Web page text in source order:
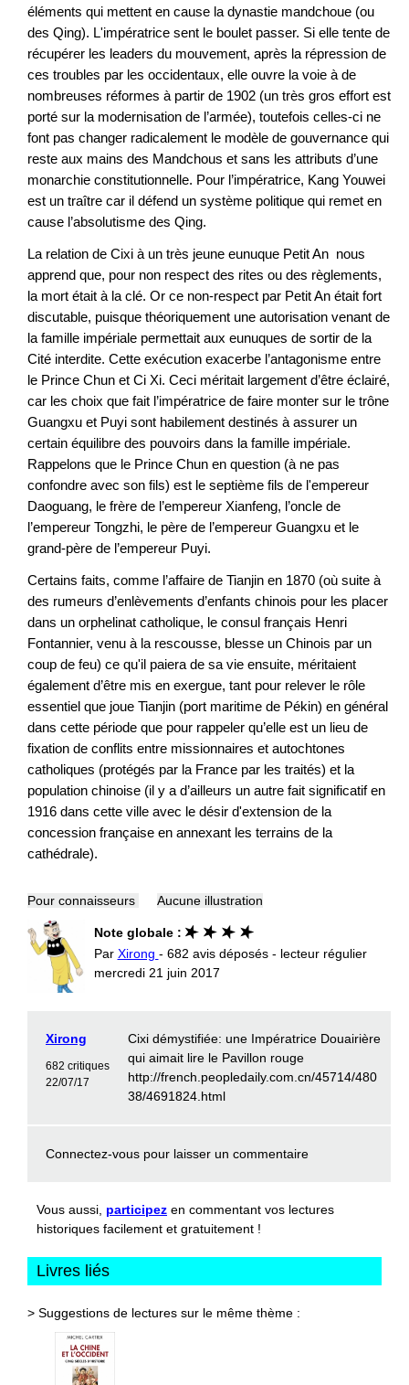
éléments qui mettent en cause la dynastie mandchoue (ou
des Qing). L'impératrice sent le boulet passer. Si elle tente de
récupérer les leaders du mouvement, après la répression de
ces troubles par les occidentaux, elle ouvre la voie à de
nombreuses réformes à partir de 1902 (un très gros effort est
porté sur la modernisation de l’armée), toutefois celles-ci ne
font pas changer radicalement le modèle de gouvernance qui
reste aux mains des Mandchous et sans les attributs d’une
monarchie constitutionnelle. Pour l’impératrice, Kang Youwei
est un traître car il défend un système politique qui remet en
cause l’absolutisme des Qing.
La relation de Cixi à un très jeune eunuque Petit An nous
apprend que, pour non respect des rites ou des règlements,
la mort était à la clé. Or ce non-respect par Petit An était fort
discutable, puisque théoriquement une autorisation venant de
la famille impériale permettait aux eunuques de sortir de la
Cité interdite. Cette exécution exacerbe l’antagonisme entre
le Prince Chun et Ci Xi. Ceci méritait largement d’être éclairé,
car les choix que fait l’impératrice de faire monter sur le trône
Guangxu et Puyi sont habilement destinés à assurer un
certain équilibre des pouvoirs dans la famille impériale.
Rappelons que le Prince Chun en question (à ne pas
confondre avec son fils) est le septième fils de l'empereur
Daoguang, le frère de l’empereur Xianfeng, l’oncle de
l’empereur Tongzhi, le père de l’empereur Guangxu et le
grand-père de l’empereur Puyi.
Certains faits, comme l’affaire de Tianjin en 1870 (où suite à
des rumeurs d’enlèvements d’enfants chinois pour les placer
dans un orphelinat catholique, le consul français Henri
Fontannier, venu à la rescousse, blesse un Chinois par un
coup de feu) ce qu'il paiera de sa vie ensuite, méritaient
également d’être mis en exergue, tant pour relever le rôle
essentiel que joue Tianjin (port maritime de Pékin) en général
dans cette période que pour rappeler qu’elle est un lieu de
fixation de conflits entre missionnaires et autochtones
catholiques (protégés par la France par les traités) et la
population chinoise (il y a d’ailleurs un autre fait significatif en
1916 dans cette ville avec le désir d'extension de la
concession française en annexant les terrains de la
cathédrale).
Pour connaisseurs Aucune illustration
Note globale :
Par Xirong - 682 avis déposés - lecteur régulier
mercredi 21 juin 2017
Xirong
682 critiques
22/07/17
Cixi démystifiée: une Impératrice Douairière
qui aimait lire le Pavillon rouge
http://french.peopledaily.com.cn/45714/480
38/4691824.html
Connectez-vous pour laisser un commentaire
Vous aussi, participez en commentant vos lectures
historiques facilement et gratuitement !
Livres liés
> Suggestions de lectures sur le même thème :